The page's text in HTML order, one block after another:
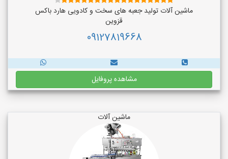
ماشین آلات تولید جعبه های سخت و کادویی هارد باکس
قزوین
09127819668
مشاهده پروفایل
ماشین آلات